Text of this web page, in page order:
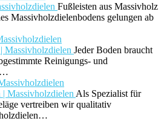
Fußleisten aus Massivholz
Massivholzdielenbodens gelungen ab
Jeder Boden braucht
Reinigungs- und
Als Spezialist für
vertreiben wir qualitativ